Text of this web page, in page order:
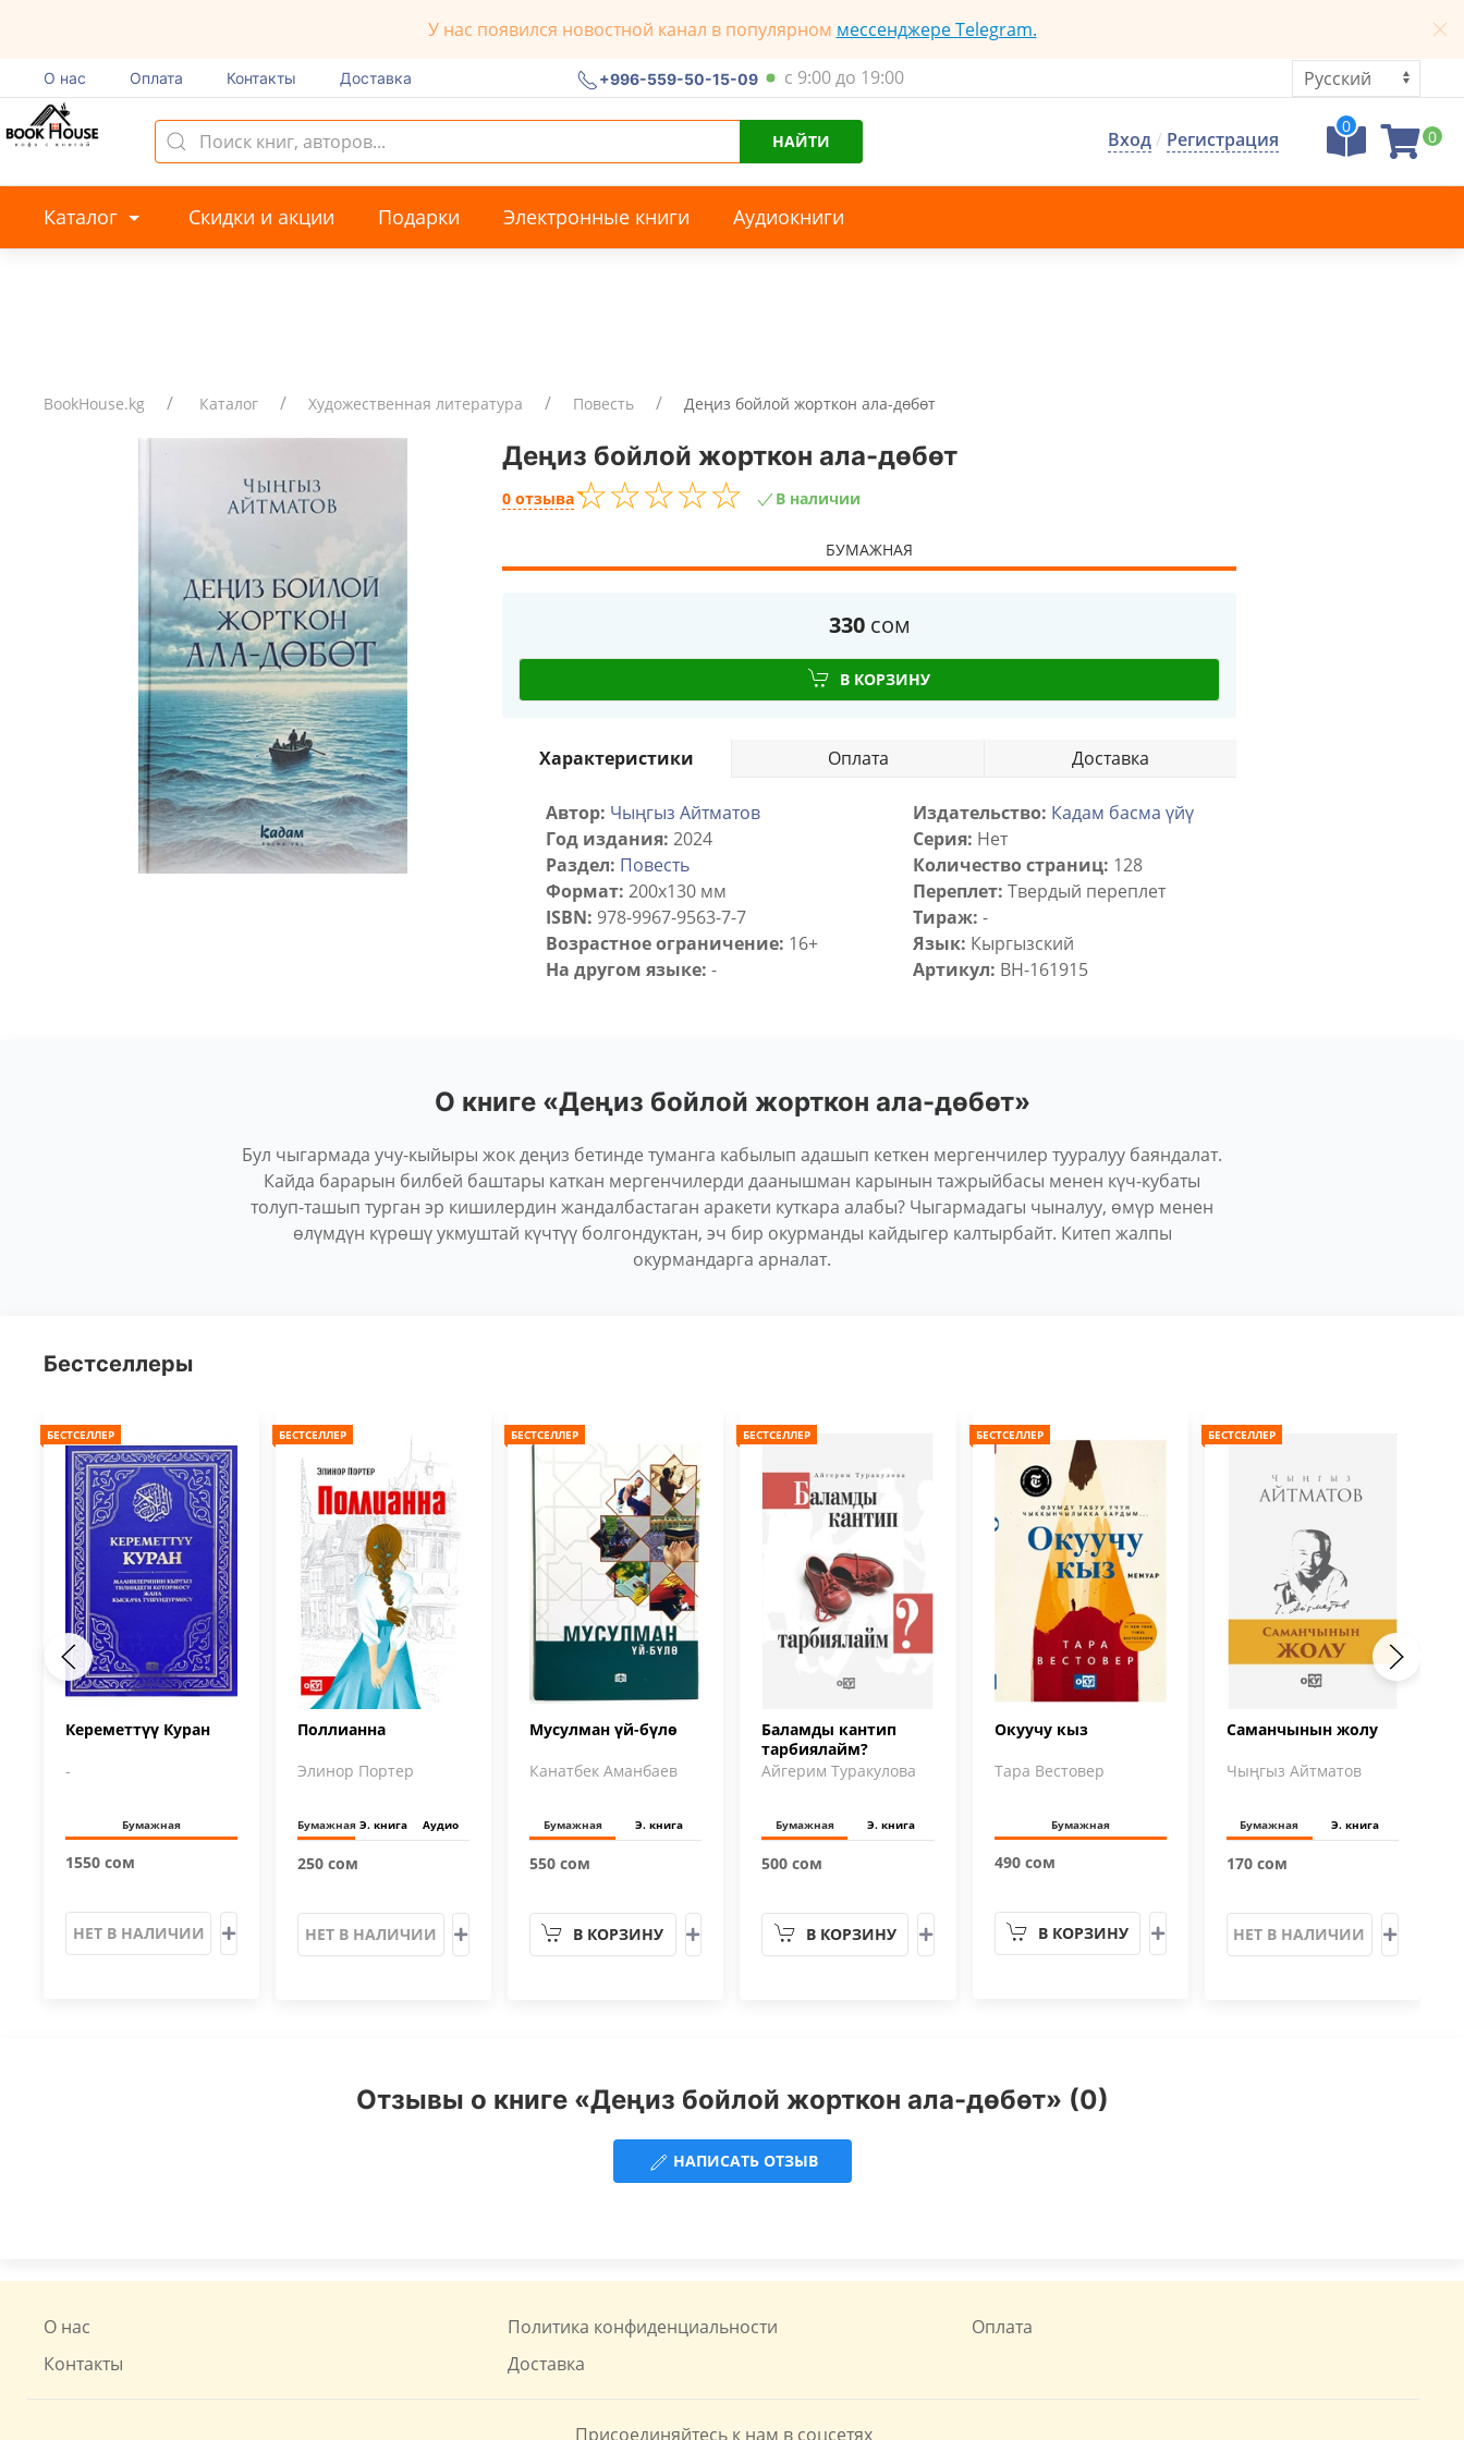
У нас появился новостной канал в популярном мессенджере Telegram.
О нас Оплата Контакты Доставка +996-559-50-15-09 с 9:00 до 19:00
НАЙТИ Вход/ Регистрация
0
0
Каталог Скидки и акции Подарки Электронные книги Аудиокниги
BookHouse.kg Каталог Художественная литература Повесть Деңиз бойлой жорткон ала-дөбөт
Деңиз бойлой жорткон ала-дөбөт
0 отзыва☆☆☆☆☆
★★★★★ В наличии
БУМАЖНАЯ
330 сом
В КОРЗИНУ
Характеристики Оплата Доставка
Автор: Чыңгыз Айтматов Издательство: Кадам басма үйү
Год издания: 2024 Серия: Нет
Раздел: Повесть Количество страниц: 128
Формат: 200х130 мм Переплет: Твердый переплет
ISBN: 978-9967-9563-7-7 Тираж: -
Возрастное ограничение: 16+ Язык: Кыргызский
На другом языке: - Артикул: BH-161915
О книге «Деңиз бойлой жорткон ала-дөбөт»
Бул чыгармада учу-кыйыры жок деңиз бетинде туманга кабылып адашып кеткен мергенчилер тууралуу баяндалат.
Кайда барарын билбей баштары каткан мергенчилерди даанышман карынын тажрыйбасы менен күч-кубаты
толуп-ташып турган эр кишилердин жандалбастаган аракети куткара алабы? Чыгармадагы чыналуу, өмүр менен
өлүмдүн күрөшү укмуштай күчтүү болгондуктан, эч бир окурманды кайдыгер калтырбайт. Китеп жалпы
окурмандарга арналат.
Бестселлеры
БЕСТСЕЛЛЕР
Кереметтүү Куран
-
Бумажная
1550 сом
НЕТ В НАЛИЧИИ
БЕСТСЕЛЛЕР
Поллианна
Элинор Портер
Бумажная Э. книга Аудио
250 сом
НЕТ В НАЛИЧИИ
БЕСТСЕЛЛЕР
Мусулман үй-бүлө
Канатбек Аманбаев
Бумажная Э. книга
550 сом
В КОРЗИНУ
БЕСТСЕЛЛЕР
Баламды кантип
тарбиялайм?
Айгерим Туракулова
Бумажная Э. книга
500 сом
В КОРЗИНУ
БЕСТСЕЛЛЕР
Окуучу кыз
Тара Вестовер
Бумажная
490 сом
В КОРЗИНУ
БЕСТСЕЛЛЕР
Саманчынын жолу
Чыңгыз Айтматов
Бумажная Э. книга
170 сом
НЕТ В НАЛИЧИИ
Отзывы о книге «Деңиз бойлой жорткон ала-дөбөт» (0)
НАПИСАТЬ ОТЗЫВ
О нас Политика конфиденциальности
Оплата
Контакты
Доставка
Присоединяйтесь к нам в соцсетях